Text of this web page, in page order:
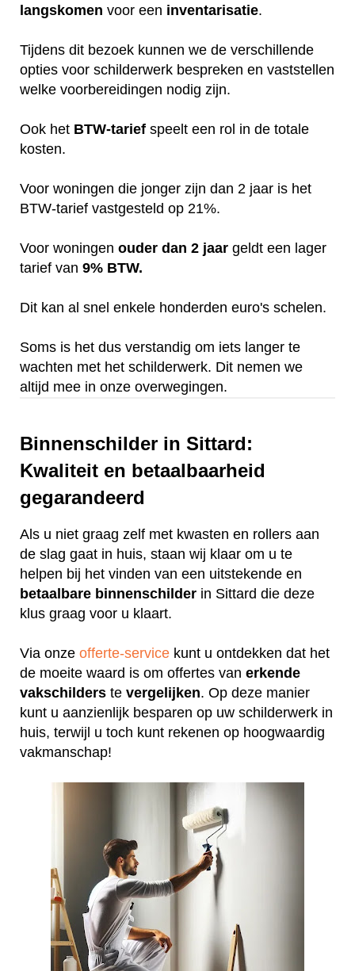
langskomen voor een inventarisatie.
Tijdens dit bezoek kunnen we de verschillende
opties voor schilderwerk bespreken en vaststellen
welke voorbereidingen nodig zijn.
Ook het BTW-tarief speelt een rol in de totale
kosten.
Voor woningen die jonger zijn dan 2 jaar is het
BTW-tarief vastgesteld op 21%.
Voor woningen ouder dan 2 jaar geldt een lager
tarief van 9% BTW.
Dit kan al snel enkele honderden euro's schelen.
Soms is het dus verstandig om iets langer te
wachten met het schilderwerk. Dit nemen we
altijd mee in onze overwegingen.
Binnenschilder in Sittard:
Kwaliteit en betaalbaarheid
gegarandeerd
Als u niet graag zelf met kwasten en rollers aan
de slag gaat in huis, staan wij klaar om u te
helpen bij het vinden van een uitstekende en
betaalbare binnenschilder in Sittard die deze
klus graag voor u klaart.
Via onze offerte-service kunt u ontdekken dat het
de moeite waard is om offertes van erkende
vakschilders te vergelijken. Op deze manier
kunt u aanzienlijk besparen op uw schilderwerk in
huis, terwijl u toch kunt rekenen op hoogwaardig
vakmanschap!